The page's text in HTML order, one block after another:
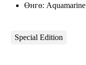
Өнгө: Aquamarine
Special Edition